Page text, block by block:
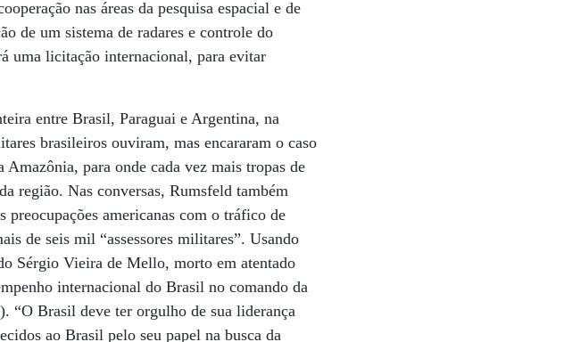
nas áreas da pesquisa espacial e de
de um sistema de radares e controle do
uma licitação internacional, para evitar
entre Brasil, Paraguai e Argentina, na
brasileiros ouviram, mas encararam o caso
para onde cada vez mais tropas de
região. Nas conversas, Rumsfeld também
americanas com o tráfico de
de seis mil “assessores militares”. Usando
Sérgio Vieira de Mello, morto em atentado
internacional do Brasil no comando da
“O Brasil deve ter orgulho de sua liderança
ao Brasil pelo seu papel na busca da